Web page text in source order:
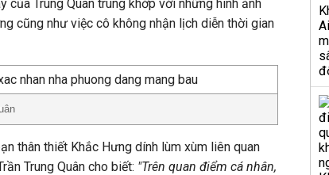
của Trung Quân trùng khớp với những hình ảnh
cũng như việc cô không nhận lịch diễn thời gian
thân thiết Khắc Hưng dính lùm xùm liên quan
Trung Quân cho biết: "Trên quan điểm cá nhân,